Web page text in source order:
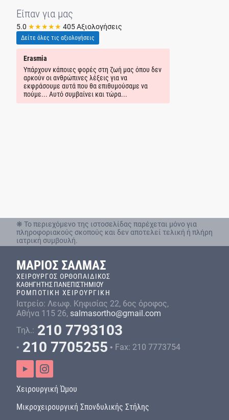
Είπαν για μας
5.0 ★★★★★ 405 Αξιολογήσεις
Δείτε όλες τις αξιολογήσεις
Erasmia
Υπάρχουν κάποιες φορές στη ζωή μας όπου δεν
αρκούν οι ανθρώπινες λέξεις για να
εκφράσουμε αυτά που θα επιθυμούσαμε να
πούμε... Αυτό συμβαίνει και τώρα...
❋ Το περιεχόμενο της ιστοσελίδας παρέχεται μόνο για
πληροφοριακούς σκοπούς και δεν αποτελεί τελική ή πλήρη
ιατρική συμβουλή.
Χειρουργική Ώμου
Μικροχειρουργική Σπονδυλικής Στήλης
ΜΑΡΙΟΣ ΣΑΛΜΑΣ
ΧΕΙΡΟΥΡΓΟΣ ΟΡΘΟΠAIΔΙΚΟΣ
ΚΑΘΗΓΗΤΗΣ ΠΑΝΕΠΙΣΤΗΜΙΟΥ
ΡΟΜΠΟΤΙΚΗ ΧΕΙΡΟΥΡΓΙΚΗ
Ιατρείο: Λεωφ. Κηφισίας 22, 6ος όροφος,
Αθήνα 115 26, salmasortho@gmail.com
Τηλ.: 210 7793103
• 210 7705255 • Fax: 210 7773754